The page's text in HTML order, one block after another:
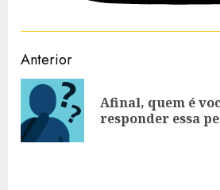
Navegação
de
artigos
Anterior
Afinal, quem é
responder essa